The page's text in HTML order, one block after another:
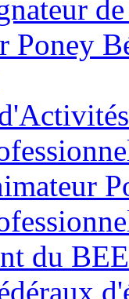
Poney
du